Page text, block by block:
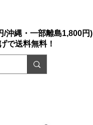
/沖縄・一部離島1,800円)
で送料無料！